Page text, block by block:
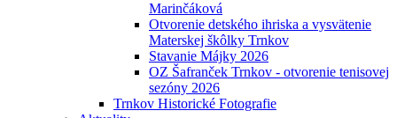
Marinčáková
Otvorenie detského ihriska a vysvätenie
Materskej škôlky Trnkov
Stavanie Májky 2026
OZ Šafranček Trnkov - otvorenie tenisovej
sezóny 2026
Trnkov Historické Fotografie